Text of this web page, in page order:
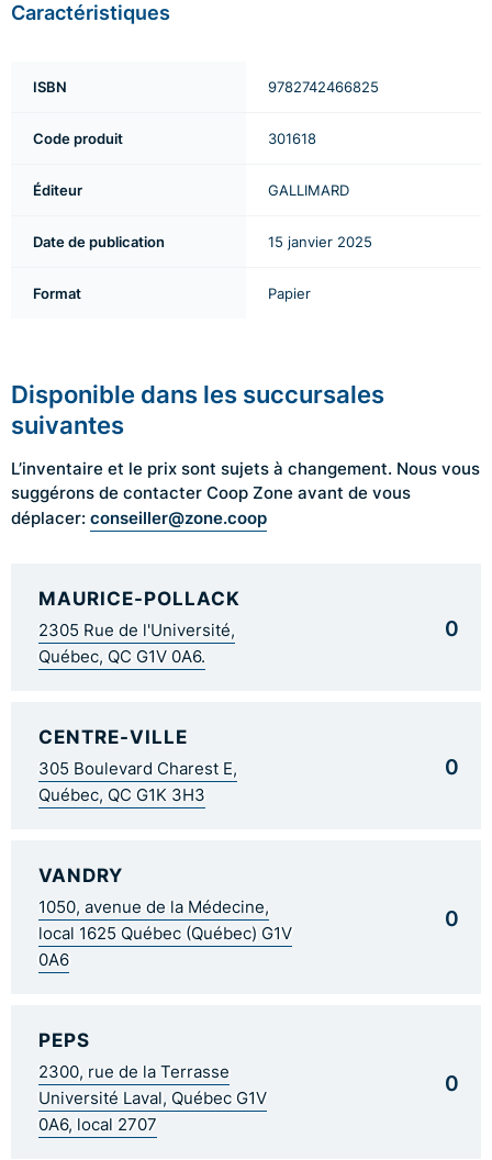
Caractéristiques
ISBN 9782742466825
Code produit 301618
Éditeur GALLIMARD
Date de publication 15 janvier 2025
Format Papier
Disponible dans les succursales
suivantes
L’inventaire et le prix sont sujets à changement. Nous vous
suggérons de contacter Coop Zone avant de vous
déplacer: conseiller@zone.coop
MAURICE-POLLACK
2305 Rue de l'Université,
Québec, QC G1V 0A6.
0
CENTRE-VILLE
305 Boulevard Charest E,
Québec, QC G1K 3H3
0
VANDRY
1050, avenue de la Médecine,
local 1625 Québec (Québec) G1V
0A6
0
PEPS
2300, rue de la Terrasse
Université Laval, Québec G1V
0A6, local 2707
0